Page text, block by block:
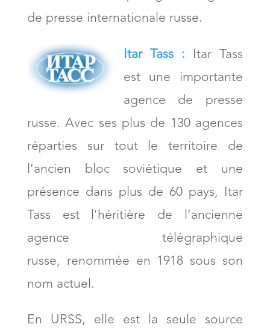
de presse internationale russe.
Itar Tass : Itar Tass
est une importante
agence de presse
russe. Avec ses plus de 130 agences
réparties sur tout le territoire de
l’ancien bloc soviétique et une
présence dans plus de 60 pays, Itar
Tass est l’héritière de l’ancienne
agence télégraphique
russe, renommée en 1918 sous son
nom actuel.
En URSS, elle est la seule source